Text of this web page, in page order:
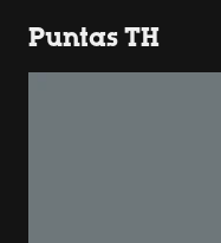
Puntas TH